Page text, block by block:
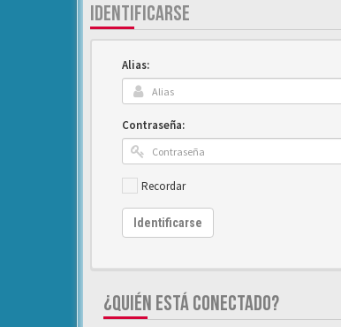
IDENTIFICARSE
Alias:
Contraseña:
Recordar
Identificarse
¿QUIÉN ESTÁ CONECTADO?